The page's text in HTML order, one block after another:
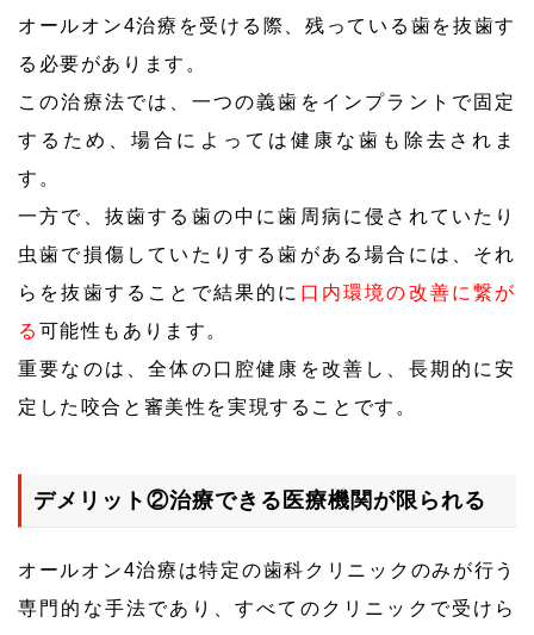
オールオン4治療を受ける際、残っている歯を抜歯す
る必要があります。
この治療法では、一つの義歯をインプラントで固定
するため、場合によっては健康な歯も除去されま
す。
一方で、抜歯する歯の中に歯周病に侵されていたり
虫歯で損傷していたりする歯がある場合には、それ
らを抜歯することで結果的に 口内環境の改善に繋が
る 可能性もあります。
重要なのは、全体の口腔健康を改善し、長期的に安
定した咬合と審美性を実現することです。
デメリット②治療できる医療機関が限られる
オールオン4治療は特定の歯科クリニックのみが行う
専門的な手法であり、すべてのクリニックで受けら